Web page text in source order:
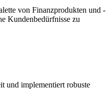
von Finanzprodukten und -
Kundenbedürfnisse zu
und implementiert robuste